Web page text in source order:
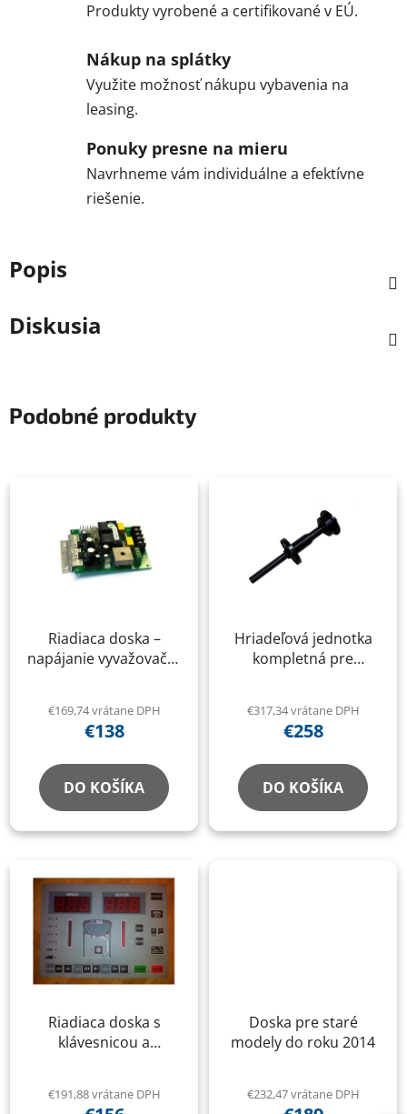
Produkty vyrobené a certifikované v EÚ.
Nákup na splátky
Využite možnosť nákupu vybavenia na
leasing.
Ponuky presne na mieru
Navrhneme vám individuálne a efektívne
riešenie.
Popis
Diskusia
Podobné produkty
Riadiaca doska –
napájanie vyvažovačky
€169,74 vrátane DPH
€138
DO KOŠÍKA
Hriadeľová jednotka
kompletná pre
€317,34 vrátane DPH
€258
DO KOŠÍKA
Riadiaca doska s
klávesnicou a
U461, RP-U462
€191,88 vrátane DPH
Doska pre staré
modely do roku 2014
€232,47 vrátane DPH